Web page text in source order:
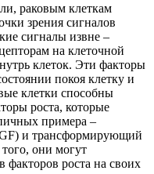
раковым клеткам
зрения сигналов
сигналы извне –
на клеточной
клеток. Эти факторы
покоя клетку и
клетки способны
роста, которые
примера –
и трансформирующий
они могут
факторов роста на своих